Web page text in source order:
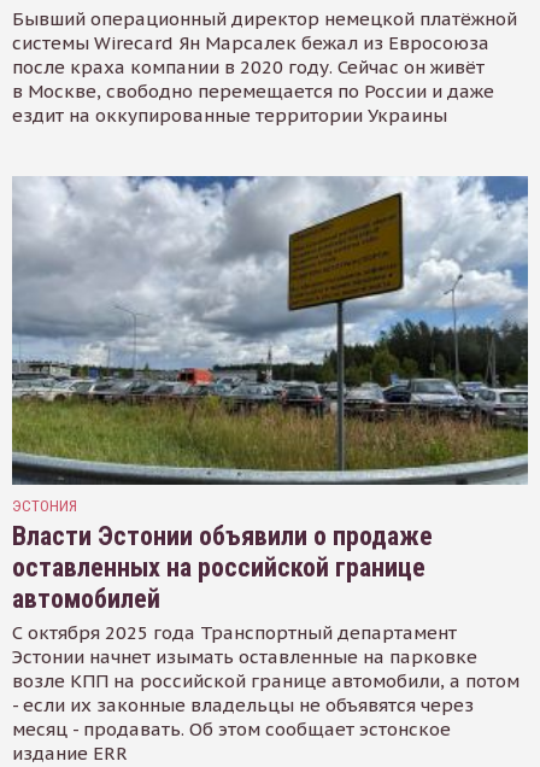
Бывший операционный директор немецкой платёжной
системы Wirecard Ян Марсалек бежал из Евросоюза
после краха компании в 2020 году. Сейчас он живёт
в Москве, свободно перемещается по России и даже
ездит на оккупированные территории Украины
ЭСТОНИЯ
Власти Эстонии объявили о продаже
оставленных на российской границе
автомобилей
С октября 2025 года Транспортный департамент
Эстонии начнет изымать оставленные на парковке
возле КПП на российской границе автомобили, а потом
- если их законные владельцы не объявятся через
месяц - продавать. Об этом сообщает эстонское
издание ERR